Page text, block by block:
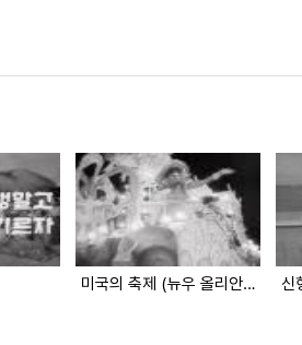
미국의 축제 (뉴우 올리안스) 신